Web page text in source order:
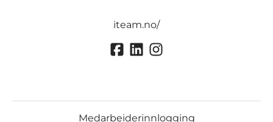
iteam.no/
Medarbeiderinnlogging